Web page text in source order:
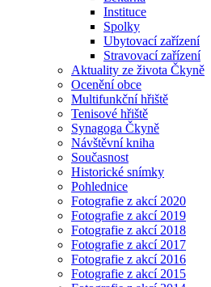
Instituce
Spolky
Ubytovací zařízení
Stravovací zařízení
Aktuality ze života Čkyně
Ocenění obce
Multifunkční hřiště
Tenisové hřiště
Synagoga Čkyně
Návštěvní kniha
Současnost
Historické snímky
Pohlednice
Fotografie z akcí 2020
Fotografie z akcí 2019
Fotografie z akcí 2018
Fotografie z akcí 2017
Fotografie z akcí 2016
Fotografie z akcí 2015